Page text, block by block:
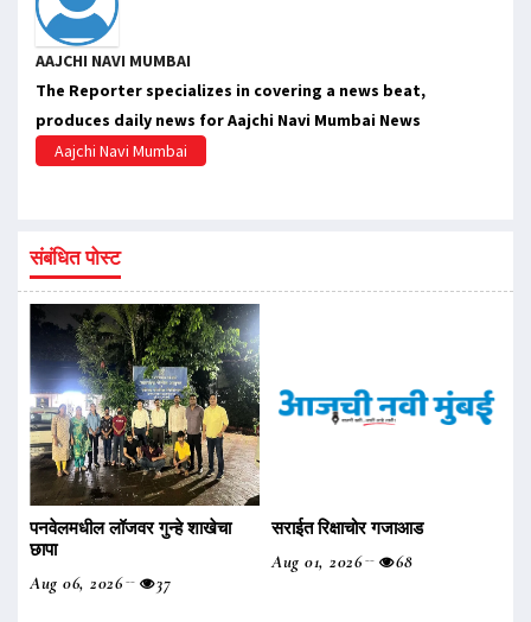
AAJCHI NAVI MUMBAI
The Reporter specializes in covering a news beat,
produces daily news for Aajchi Navi Mumbai News
Aajchi Navi Mumbai
संबंधित पोस्ट
पनवेलमधील लॉजवर गुन्हे शाखेचा
छापा
Aug 06, 2026
37
सराईत रिक्षाचोर गजाआड
Aug 01, 2026
68